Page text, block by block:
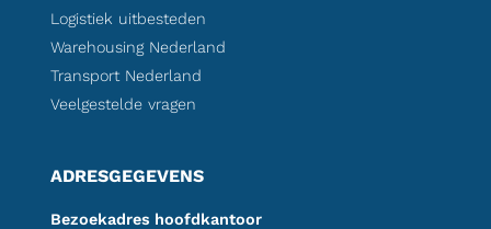
Logistiek uitbesteden
Warehousing Nederland
Transport Nederland
Veelgestelde vragen
ADRESGEGEVENS
Bezoekadres hoofdkantoor